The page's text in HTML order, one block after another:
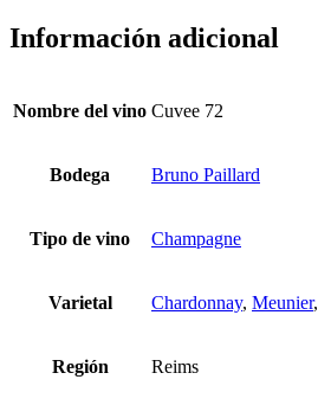
Información adicional
Nombre del vino Cuvee 72
Bodega Bruno Paillard
Tipo de vino Champagne
Varietal Chardonnay, Meunier,
Región Reims